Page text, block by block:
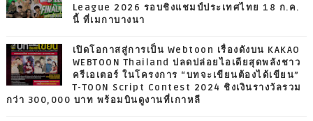
League 2026 รอบชิงแชมป์ประเทศไทย 18 ก.ค.
นี้ ที่เมกาบางนา
เปิดโอกาสสู่การเป็น Webtoon เรื่องดังบน KAKAO
WEBTOON Thailand ปลดปล่อยไอเดียสุดพลังชาว
ครีเอเตอร์ ในโครงการ “บทจะเขียนต้องได้เขียน”
T-TOON Script Contest 2024 ชิงเงินรางวัลรวม
กว่า 300,000 บาท พร้อมบินดูงานที่เกาหลี